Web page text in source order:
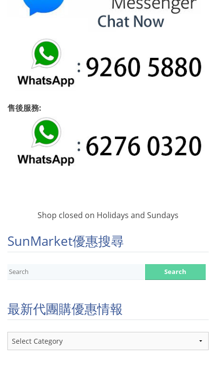
售後服務:
Shop closed on Holidays and Sundays
SunMarket優惠搜尋
最新代團購優惠情報
最
新